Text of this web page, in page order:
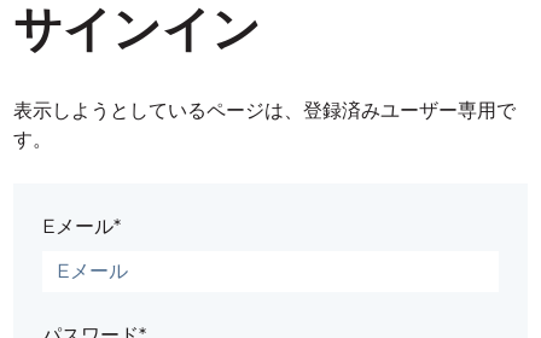
サインイン
表示しようとしているページは、登録済みユーザー専用で
す。
Eメール*